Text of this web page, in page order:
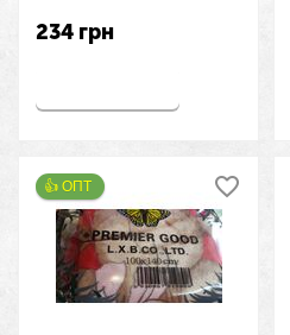
234 грн
👍 ОПТ